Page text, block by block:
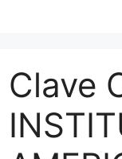
Clave